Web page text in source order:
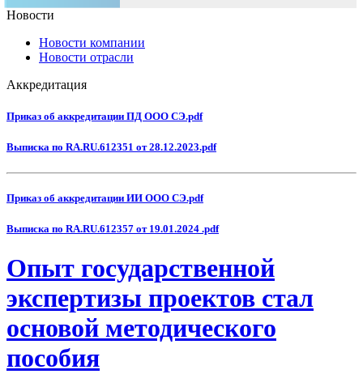
Новости
Новости компании
Новости отрасли
Аккредитация
Приказ об аккредитации ПД ООО СЭ.pdf
Выписка по RA.RU.612351 от 28.12.2023.pdf
Приказ об аккредитации ИИ ООО СЭ.pdf
Выписка по RA.RU.612357 от 19.01.2024 .pdf
Опыт государственной
экспертизы проектов стал
основой методического
пособия